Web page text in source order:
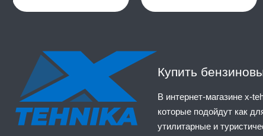
Linhai-Yamaha
Mikilon
Motax
Motoland
Motorhead
Mowgli
MZ
Купить
В интернет-магазине x-
которые подойдут как
утилитарные и